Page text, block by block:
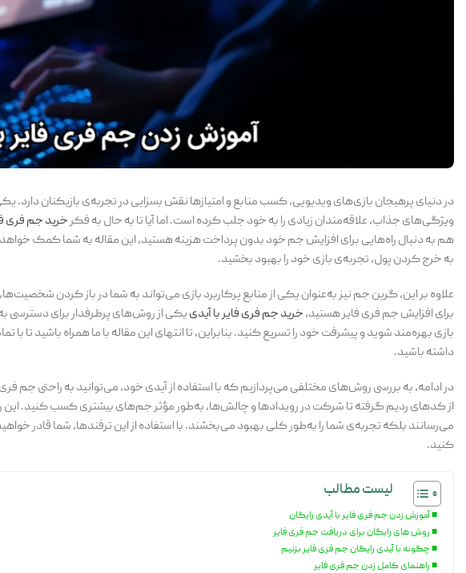
ویژگی‌های جذاب، علاقه‌مندان زیادی را به خود جلب کرده است. اما آیا تا به حال به فکرخرید جم فری
هم به دنبال راه‌هایی برای افزایش جم خود بدون پرداخت هزینه هستید، این مقاله به شما کمک
به خرج کردن پول، تجربه‌ی بازی خود را بهبود بخشید.
علاوه بر این، گرین جم نیز به‌عنوان یکی از منابع پرکاربرد بازی می‌تواند به شما در باز کردن
برای افزایش جم فری فایر هستید،خرید جم فری فایر با آیدییکی از روش‌های پرطرفدار برای دسترسی
بازی بهره‌مند شوید و پیشرفت خود را تسریع کنید. بنابراین، تا انتهای این مقاله با ما همراه باشید تا
داشته باشید.
در ادامه، به بررسی روش‌های مختلفی می‌پردازیم که با استفاده از آیدی خود، می‌توانید به راحتی جم
از کدهای ردیم گرفته تا شرکت در رویدادها و چالش‌ها، به‌طور مؤثر جم‌های بیشتری کسب کنید. این
می‌رسانند بلکه تجربه‌ی شما را به‌طور کلی بهبود می‌بخشند. با استفاده از این ترفندها، شما قادر
کنید.
لیست مطالب
آموزش زدن جم فری فایر با آیدی رایگان
روش های رایگان برای دریافت جم فری فایر
چگونه با آیدی رایگان جم فری فایر بزنیم
راهنمای کامل زدن جم فری فایر